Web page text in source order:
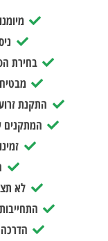
בחירת
התקנת
המתקנים
לא
התחייבות ל100% תוצאה מושלמת